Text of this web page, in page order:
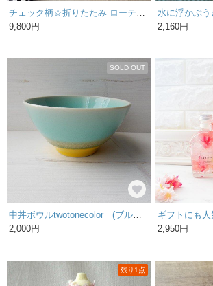
9,800円
2,160円
SOLD OUT
2,000円
2,950円
残り1点